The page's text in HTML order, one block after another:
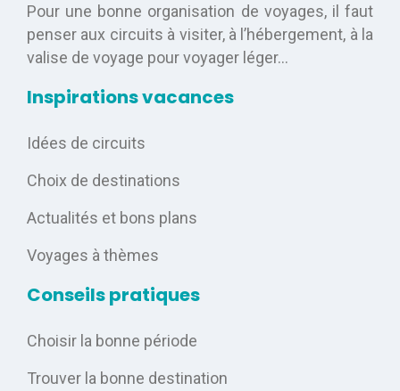
Pour une bonne organisation de voyages, il faut
penser aux circuits à visiter, à l’hébergement, à la
valise de voyage pour voyager léger…
Inspirations vacances
Idées de circuits
Choix de destinations
Actualités et bons plans
Voyages à thèmes
Conseils pratiques
Choisir la bonne période
Trouver la bonne destination